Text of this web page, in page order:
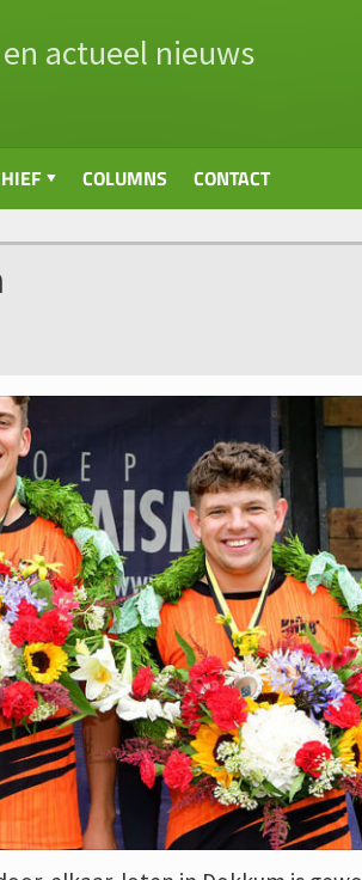
actueel nieuws
COLUMNS CONTACT